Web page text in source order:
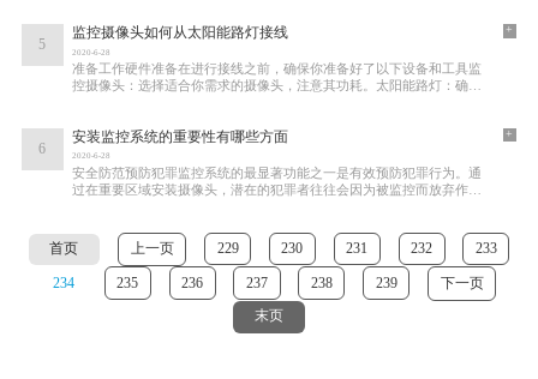
5
监控摄像头如何从太阳能路灯接线
2020-6-28
准备工作硬件准备在进行接线之前，确保你准备好了以下设备和工具监
控摄像头：选择适合你需求的摄像头，注意其功耗。太阳能路灯：确保
+
6
安装监控系统的重要性有哪些方面
2020-6-28
安全防范预防犯罪监控系统的最显著功能之一是有效预防犯罪行为。通
过在重要区域安装摄像头，潜在的犯罪者往往会因为被监控而放弃作
+
首页 上一页 229 230 231 232 233
234 235 236 237 238 239
下一页
末页